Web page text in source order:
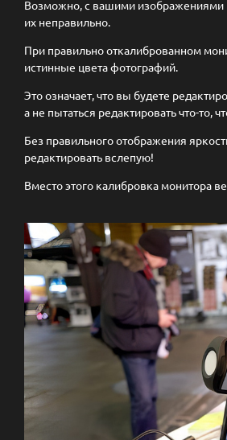
Возможно, с вашими изображениями
их неправильно.
При правильно откалиброванном
истинные цвета фотографий.
Это означает, что вы будете
а не пытаться редактировать что-то,
Без правильного отображения
редактировать вслепую!
Вместо этого калибровка монитора